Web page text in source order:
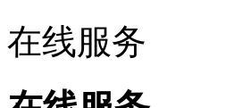
在线服务